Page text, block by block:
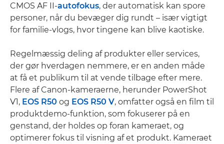
CMOS AF II-autofokus, der automatisk kan spore
personer, når du bevæger dig rundt – især vigtigt
for familie-vlogs, hvor tingene kan blive kaotiske.
Regelmæssig deling af produkter eller services,
der gør hverdagen nemmere, er en anden måde
at få et publikum til at vende tilbage efter mere.
Flere af Canon-kameraerne, herunder PowerShot
V1, EOS R50 og EOS R50 V, omfatter også en film til
produktdemo-funktion, som fokuserer på en
genstand, der holdes op foran kameraet, og
optimerer fokus til visning af et produkt. Kameraet